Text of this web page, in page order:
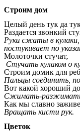
Строим дом
Целый день тук да
Раздается звонкий
Руки сжаты в кулаки,
постукивает по
Молоточки стучат,
Стучать кулаком о
Строим домик для
Пальцы соединить,
Вот какой хороший
Сжимать-
Как мы славно
Вращать кисти рук.
Цветок